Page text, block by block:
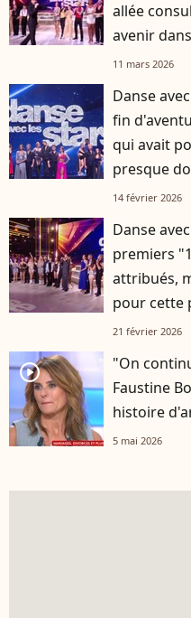
allée
avenir
11 mars 2026
Danse
fin
qui avait
presque
14 février 2026
Danse
premiers
attribués,
pour cette
21 février 2026
player2
"On
Faustine
histoire
5 mai 2026